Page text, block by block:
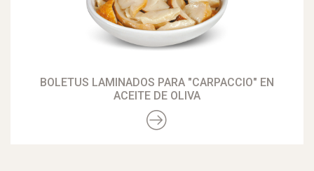
BOLETUS LAMINADOS PARA "CARPACCIO" EN
ACEITE DE OLIVA